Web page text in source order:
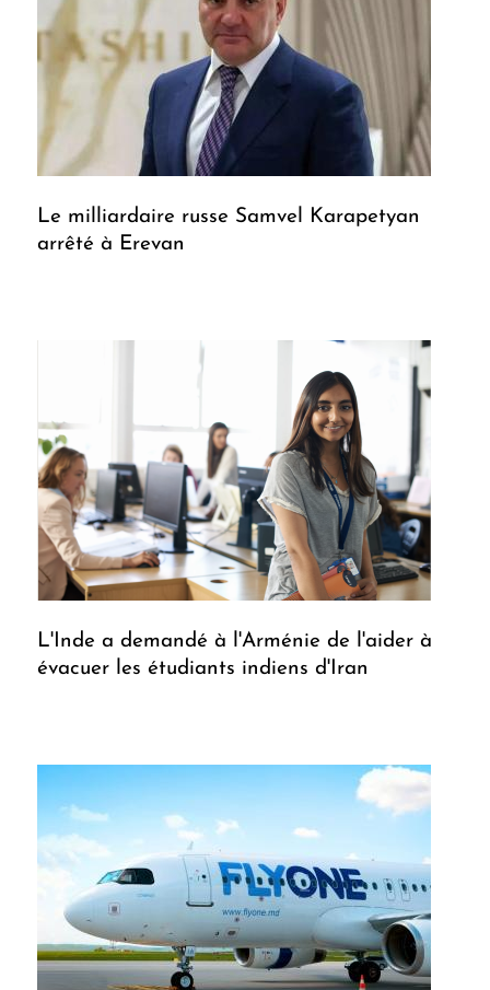
Le milliardaire russe Samvel Karapetyan
arrêté à Erevan
L'Inde a demandé à l'Arménie de l'aider à
évacuer les étudiants indiens d'Iran